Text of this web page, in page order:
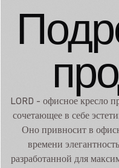
LORD - офисное кресло
сочетающее в себе
Оно привносит в
времени
разработанной для